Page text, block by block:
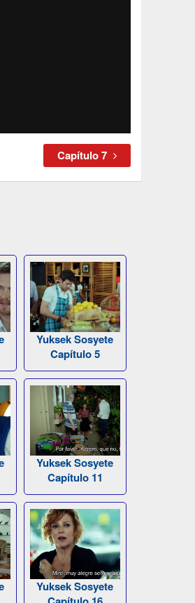
Capítulo 7
Yuksek Sosyete
Capítulo 5
Yuksek Sosyete
Capítulo 11
Yuksek Sosyete